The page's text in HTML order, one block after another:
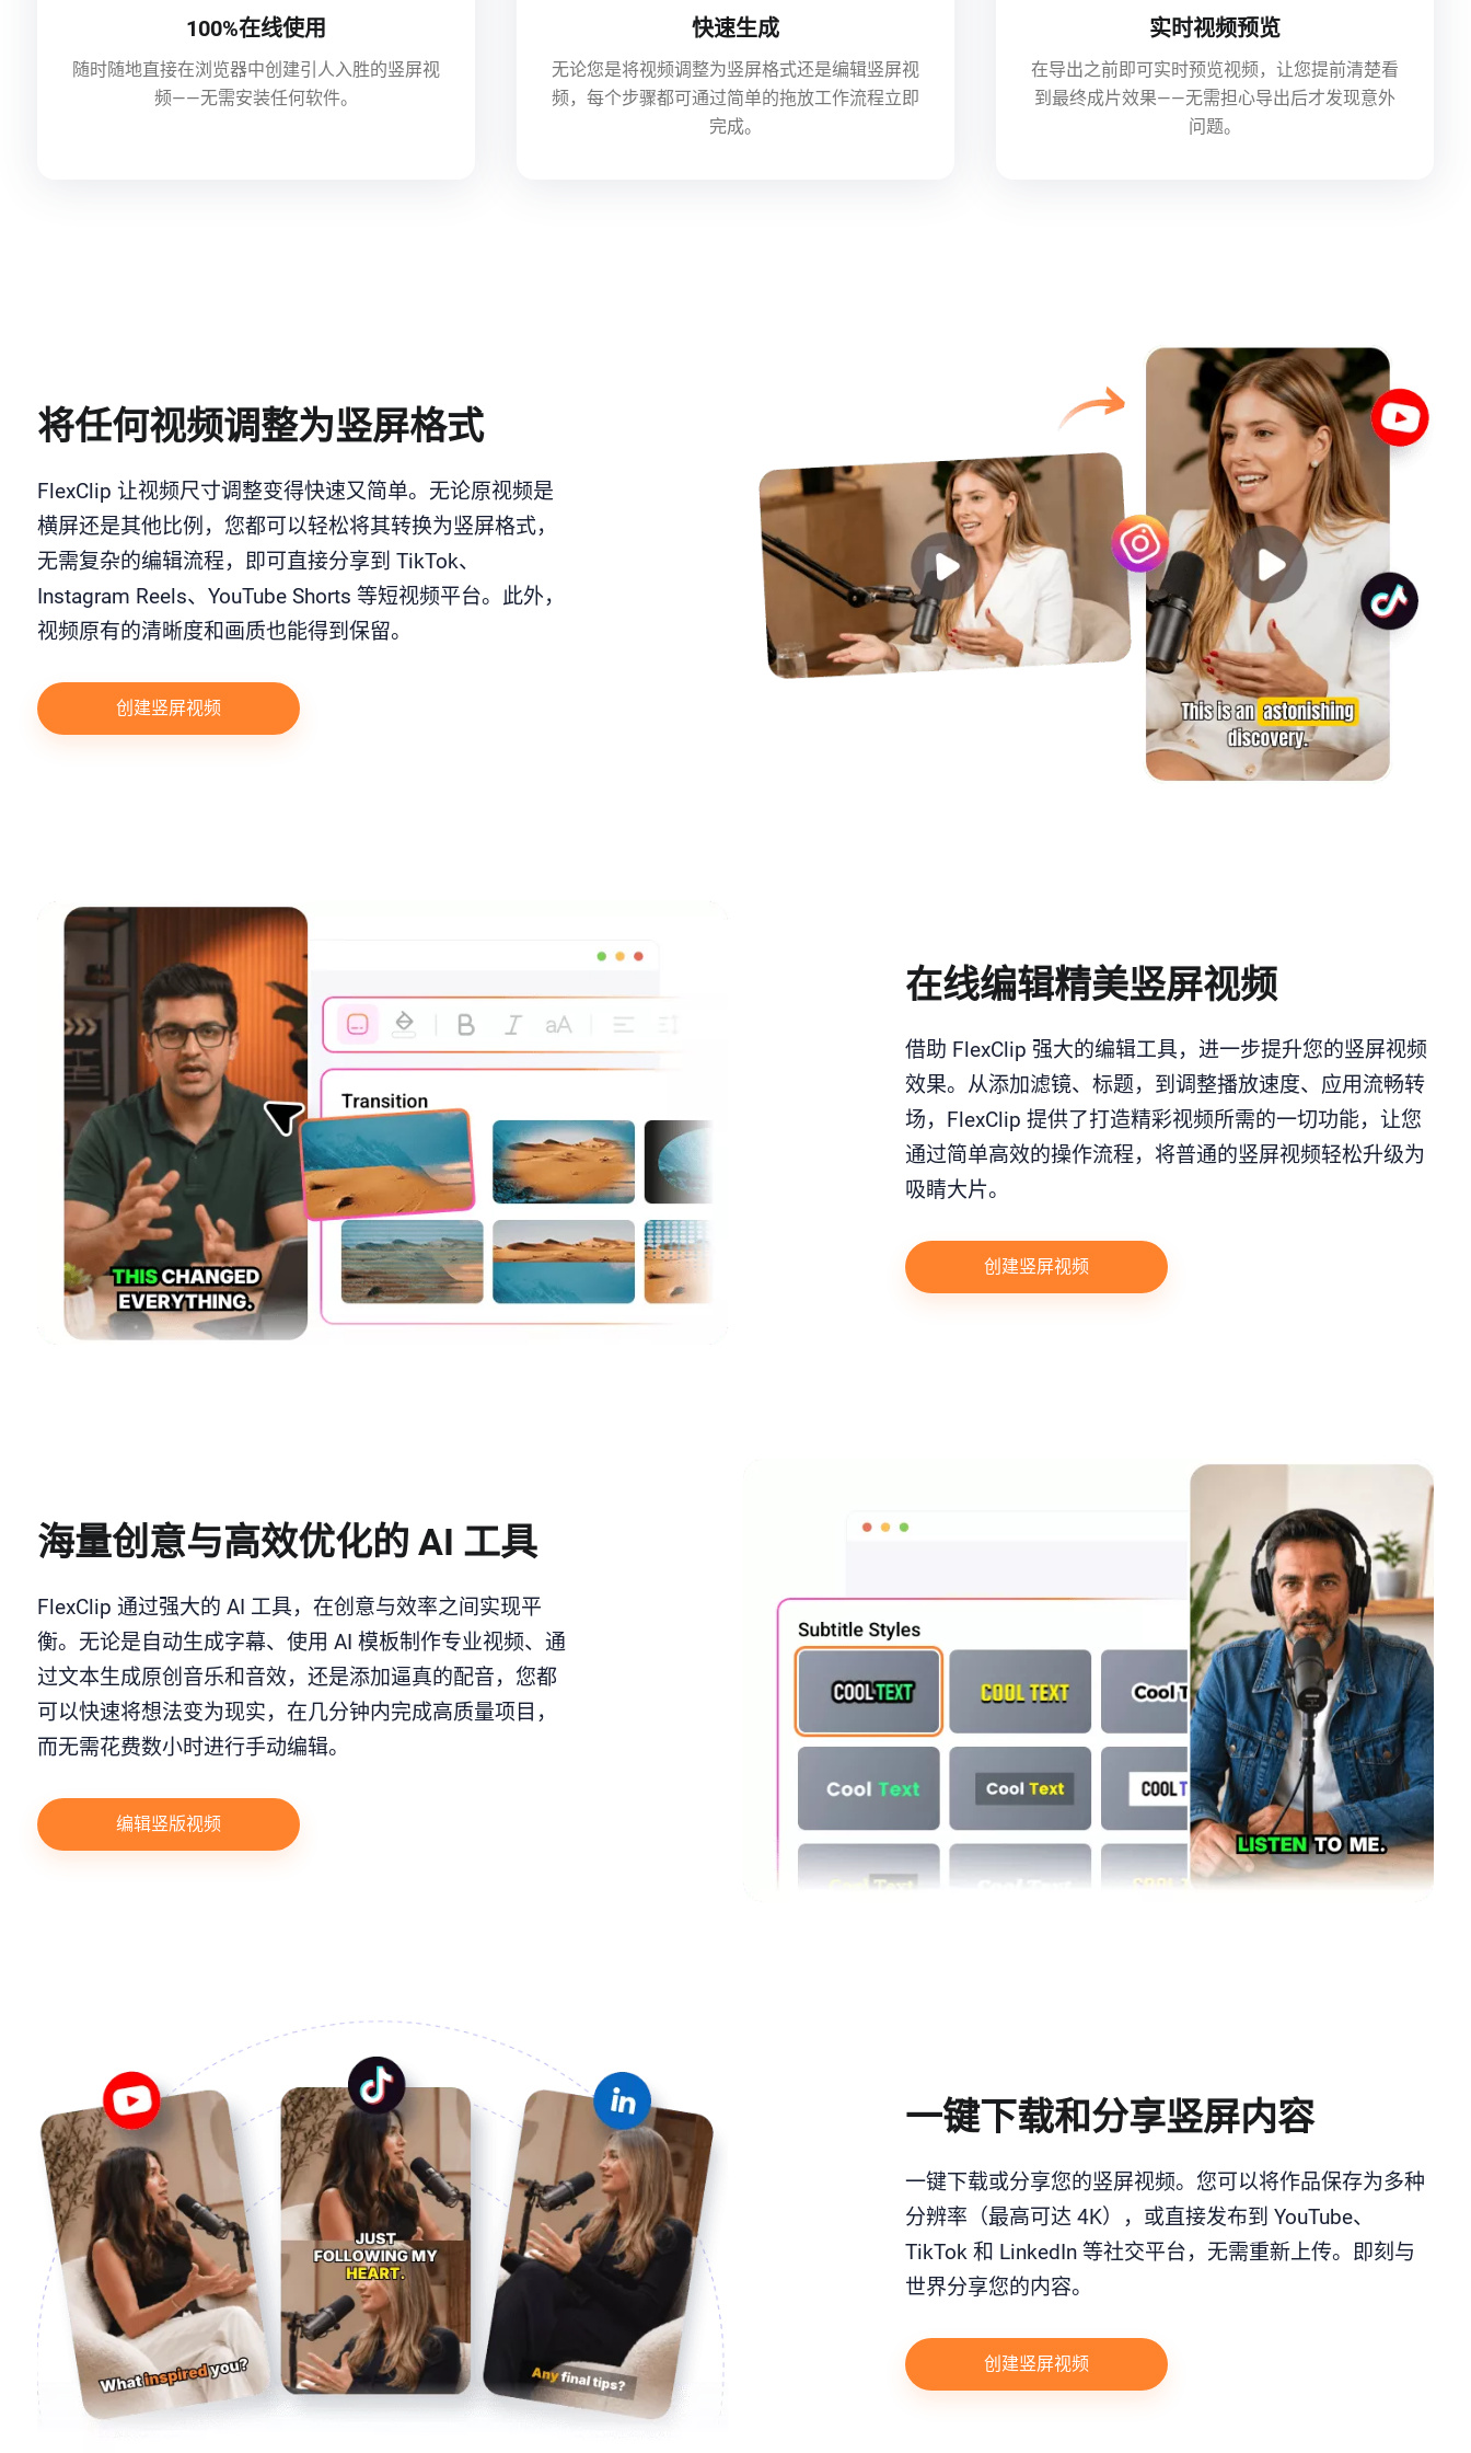
100%在线使用
随时随地直接在浏览器中创建引人入胜的竖屏视
频——无需安装任何软件。
快速生成
无论您是将视频调整为竖屏格式还是编辑竖屏视
频，每个步骤都可通过简单的拖放工作流程立即
完成。
实时视频预览
在导出之前即可实时预览视频，让您提前清楚看
到最终成片效果——无需担心导出后才发现意外
问题。
将任何视频调整为竖屏格式
FlexClip 让视频尺寸调整变得快速又简单。无论原视频是
横屏还是其他比例，您都可以轻松将其转换为竖屏格式，
无需复杂的编辑流程，即可直接分享到 TikTok、
Instagram Reels、YouTube Shorts 等短视频平台。此外，
视频原有的清晰度和画质也能得到保留。
创建竖屏视频
在线编辑精美竖屏视频
借助 FlexClip 强大的编辑工具，进一步提升您的竖屏视频
效果。从添加滤镜、标题，到调整播放速度、应用流畅转
场，FlexClip 提供了打造精彩视频所需的一切功能，让您
通过简单高效的操作流程，将普通的竖屏视频轻松升级为
吸睛大片。
创建竖屏视频
海量创意与高效优化的 AI 工具
FlexClip 通过强大的 AI 工具，在创意与效率之间实现平
衡。无论是自动生成字幕、使用 AI 模板制作专业视频、通
过文本生成原创音乐和音效，还是添加逼真的配音，您都
可以快速将想法变为现实，在几分钟内完成高质量项目，
而无需花费数小时进行手动编辑。
编辑竖版视频
一键下载和分享竖屏内容
一键下载或分享您的竖屏视频。您可以将作品保存为多种
分辨率（最高可达 4K），或直接发布到 YouTube、
TikTok 和 LinkedIn 等社交平台，无需重新上传。即刻与
世界分享您的内容。
创建竖屏视频